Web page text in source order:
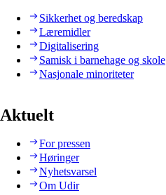
Sikkerhet og beredskap
Læremidler
Digitalisering
Samisk i barnehage og skole
Nasjonale minoriteter
Aktuelt
For pressen
Høringer
Nyhetsvarsel
Om Udir